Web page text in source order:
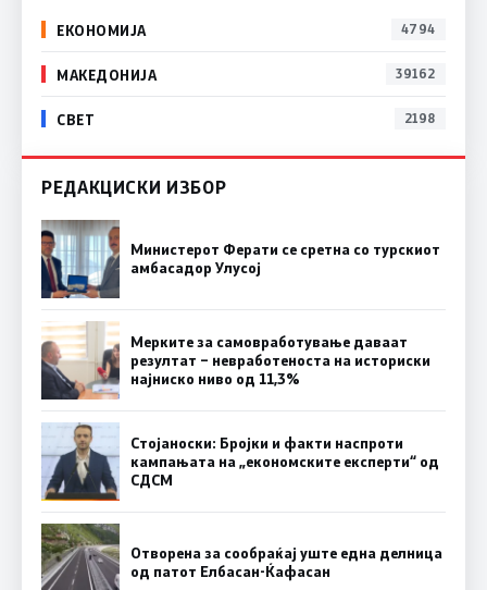
ЕКОНОМИЈА 4794
МАКЕДОНИЈА 39162
СВЕТ 2198
РЕДАКЦИСКИ ИЗБОР
Министерот Ферати се сретна со турскиот
амбасадор Улусој
Мерките за самовработување даваат
резултат – невработеноста на историски
најниско ниво од 11,3%
Стојаноски: Бројки и факти наспроти
кампањата на „економските експерти“ од
СДСM
Отворена за сообраќај уште една делница
од патот Елбасан-Ќафасан